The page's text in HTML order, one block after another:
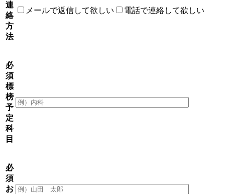
連
絡
方
法
メールで返信して欲しい 電話で連絡して欲しい
必
須
標
榜
予
定
科
目
必
須
お